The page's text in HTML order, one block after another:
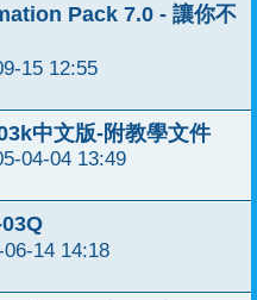
Pack 7.0 - 讓你不
15 12:55
中文版-附教學文件
04-04 13:49
06-14 14:18